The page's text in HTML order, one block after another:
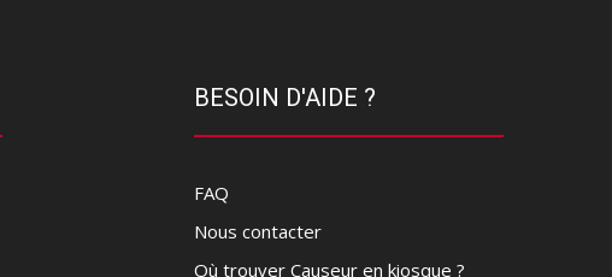
BESOIN D'AIDE ?
FAQ
Nous contacter
Où trouver Causeur en kiosque ?